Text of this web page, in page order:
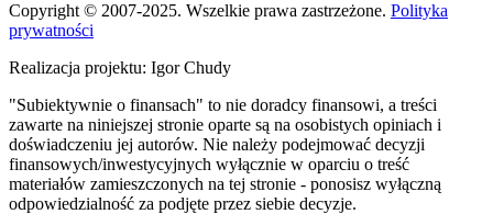
Copyright © 2007-2025. Wszelkie prawa zastrzeżone. Polityka
prywatności
Realizacja projektu: Igor Chudy
"Subiektywnie o finansach" to nie doradcy finansowi, a treści
zawarte na niniejszej stronie oparte są na osobistych opiniach i
doświadczeniu jej autorów. Nie należy podejmować decyzji
finansowych/inwestycyjnych wyłącznie w oparciu o treść
materiałów zamieszczonych na tej stronie - ponosisz wyłączną
odpowiedzialność za podjęte przez siebie decyzje.